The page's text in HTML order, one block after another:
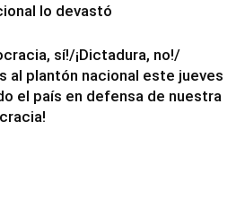
lo devastó
sí!/¡Dictadura, no!/
al plantón nacional este jueves
el país en defensa de nuestra